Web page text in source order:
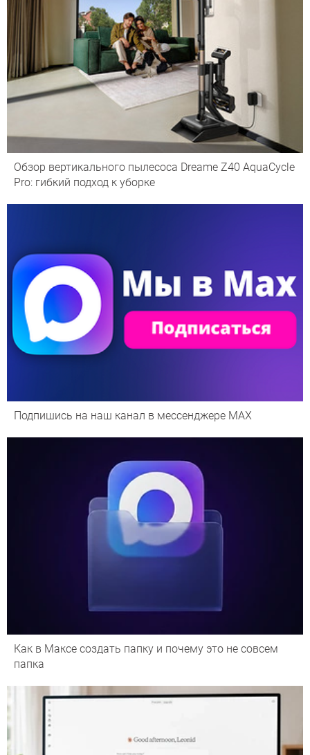
Обзор вертикального пылесоса Dreame Z40 AquaCycle
Pro: гибкий подход к уборке
Подпишись на наш канал в мессенджере МАХ
Как в Максе создать папку и почему это не совсем
папка